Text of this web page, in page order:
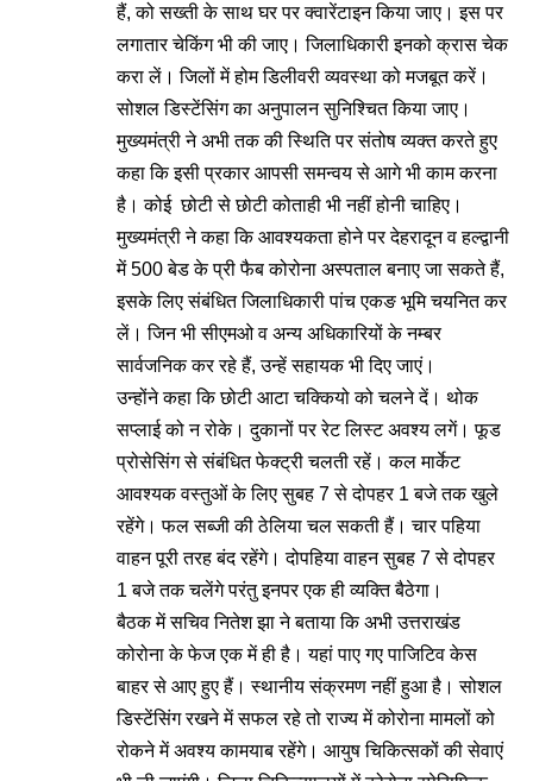
हैं, को सख्ती के साथ घर पर क्वारेंटाइन किया जाए। इस पर
लगातार चेकिंग भी की जाए। जिलाधिकारी इनको क्रास चेक
करा लें। जिलों में होम डिलीवरी व्यवस्था को मजबूत करें।
सोशल डिस्टेंसिंग का अनुपालन सुनिश्चित किया जाए।
मुख्यमंत्री ने अभी तक की स्थिति पर संतोष व्यक्त करते हुए
कहा कि इसी प्रकार आपसी समन्वय से आगे भी काम करना
है। कोई छोटी से छोटी कोताही भी नहीं होनी चाहिए।
मुख्यमंत्री ने कहा कि आवश्यकता होने पर देहरादून व हल्द्वानी
में 500 बेड के प्री फैब कोरोना अस्पताल बनाए जा सकते हैं,
इसके लिए संबंधित जिलाधिकारी पांच एकङ भूमि चयनित कर
लें। जिन भी सीएमओ व अन्य अधिकारियों के नम्बर
सार्वजनिक कर रहे हैं, उन्हें सहायक भी दिए जाएं।
उन्होंने कहा कि छोटी आटा चक्कियो को चलने दें। थोक
सप्लाई को न रोके। दुकानों पर रेट लिस्ट अवश्य लगें। फूड
प्रोसेसिंग से संबंधित फेक्ट्री चलती रहें। कल मार्केट
आवश्यक वस्तुओं के लिए सुबह 7 से दोपहर 1 बजे तक खुले
रहेंगे। फल सब्जी की ठेलिया चल सकती हैं। चार पहिया
वाहन पूरी तरह बंद रहेंगे। दोपहिया वाहन सुबह 7 से दोपहर
1 बजे तक चलेंगे परंतु इनपर एक ही व्यक्ति बैठेगा।
बैठक में सचिव नितेश झा ने बताया कि अभी उत्तराखंड
कोरोना के फेज एक में ही है। यहां पाए गए पाजिटिव केस
बाहर से आए हुए हैं। स्थानीय संक्रमण नहीं हुआ है। सोशल
डिस्टेंसिंग रखने में सफल रहे तो राज्य में कोरोना मामलों को
रोकने में अवश्य कामयाब रहेंगे। आयुष चिकित्सकों की सेवाएं